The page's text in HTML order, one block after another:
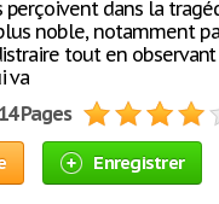
perçoivent dans la
noble, notamment
tout en
va
Pages
Enregistrer